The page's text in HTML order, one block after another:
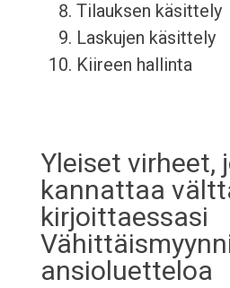
Tilauksen käsittely
Laskujen käsittely
Kiireen hallinta
Yleiset virheet,
kannattaa
kirjoittaessasi
ansioluetteloa